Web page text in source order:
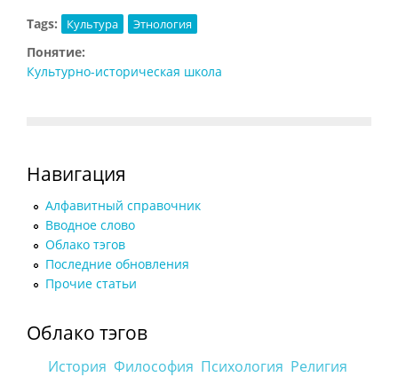
Tags: Культура Этнология
Понятие:
Культурно-историческая школа
Навигация
Алфавитный справочник
Вводное слово
Облако тэгов
Последние обновления
Прочие статьи
Облако тэгов
История Философия Психология Религия